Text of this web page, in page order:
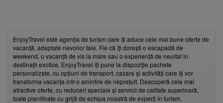
EnjoyTravel este agenția de turism care îți aduce cele mai bune oferte de
vacanță, adaptate nevoilor tale. Fie că îți dorești o escapadă de
weekend, o vacanță de vis la mare sau o experiență de neuitat în
destinații exotice, EnjoyTravel îți pune la dispoziție pachete
personalizate, cu opțiuni de transport, cazare și activități care îți vor
transforma vacanța într-o amintire de neprețuit. Descoperă cele mai
atractive oferte, cu reduceri speciale și servicii de calitate superioară,
toate planificate cu grijă de echipa noastră de experți în turism.